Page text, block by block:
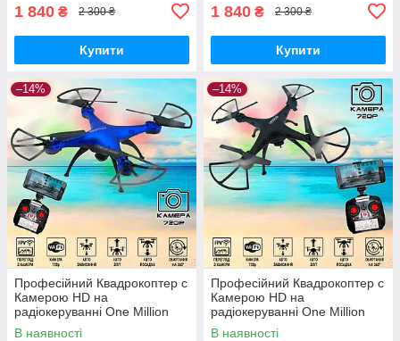
1 840 ₴ 2 300 ₴
Купити
1 840 ₴ 2 300 ₴
Купити
–14%
Професійний Квадрокоптер c
Камерою HD на
радіокеруванні One Million
дрон для відеозйомки Blue
В наявності
–14%
Професійний Квадрокоптер c
Камерою HD на
радіокеруванні One Million
дрон для відеозйомки Black
В наявності